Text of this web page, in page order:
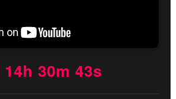
30m 42s